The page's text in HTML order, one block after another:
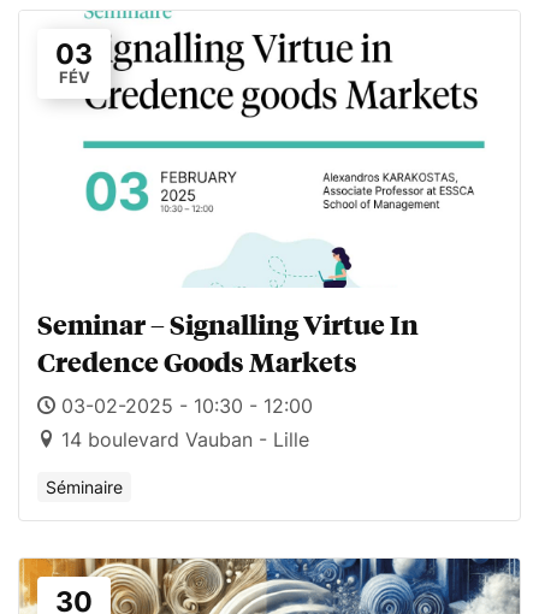
03
FÉV
Seminar – Signalling Virtue In
Credence Goods Markets
03-02-2025 - 10:30 - 12:00
14 boulevard Vauban - Lille
Séminaire
30